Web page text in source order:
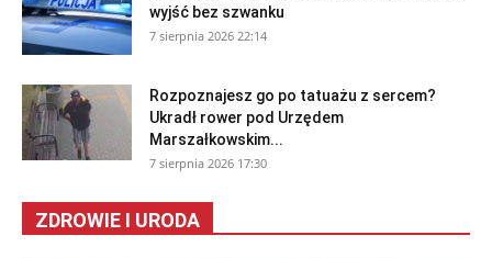
wyjść bez szwanku
7 sierpnia 2026 22:14
Rozpoznajesz go po tatuażu z sercem?
Ukradł rower pod Urzędem
Marszałkowskim...
7 sierpnia 2026 17:30
ZDROWIE I URODA